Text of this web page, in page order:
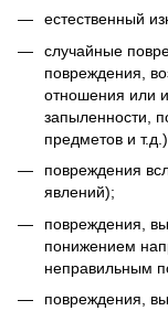
естественный
случайные
повреждения,
отношения или
запыленности,
предметов и
повреждения
явлений);
повреждения,
понижением
неправильным
повреждения,